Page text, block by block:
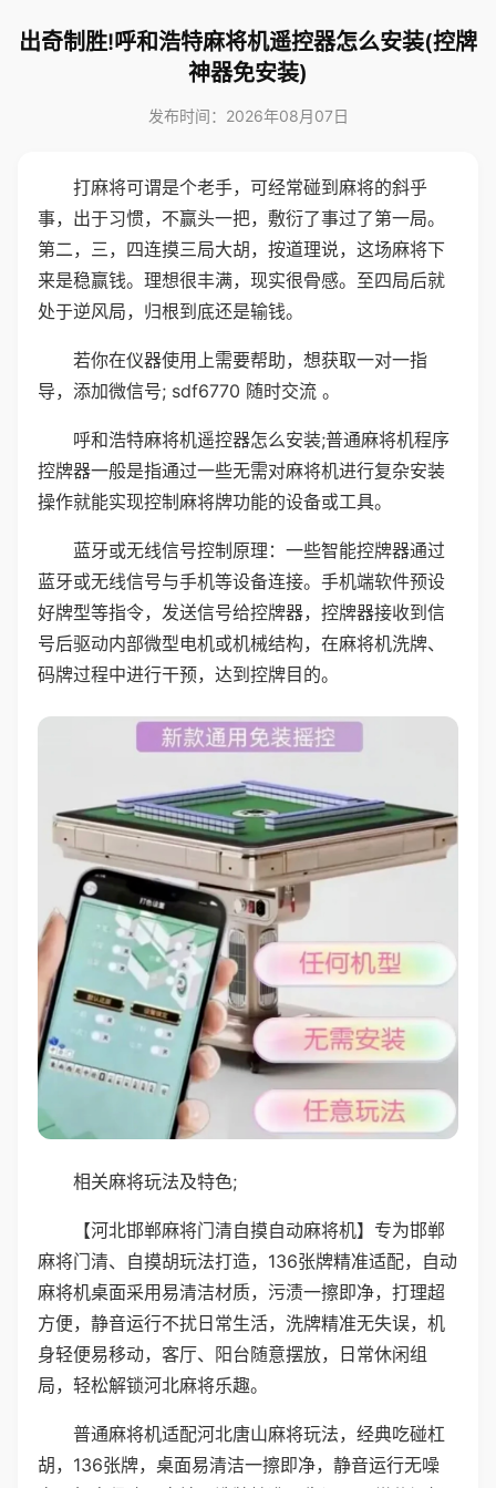
出奇制胜!呼和浩特麻将机遥控器怎么安装(控牌
神器免安装)
发布时间：2026年08月07日
打麻将可谓是个老手，可经常碰到麻将的斜乎
事，出于习惯，不赢头一把，敷衍了事过了第一局。
第二，三，四连摸三局大胡，按道理说，这场麻将下
来是稳赢钱。理想很丰满，现实很骨感。至四局后就
处于逆风局，归根到底还是输钱。
若你在仪器使用上需要帮助，想获取一对一指
导，添加微信号; sdf6770 随时交流 。
呼和浩特麻将机遥控器怎么安装;普通麻将机程序
控牌器一般是指通过一些无需对麻将机进行复杂安装
操作就能实现控制麻将牌功能的设备或工具。
蓝牙或无线信号控制原理：一些智能控牌器通过
蓝牙或无线信号与手机等设备连接。手机端软件预设
好牌型等指令，发送信号给控牌器，控牌器接收到信
号后驱动内部微型电机或机械结构，在麻将机洗牌、
码牌过程中进行干预，达到控牌目的。
相关麻将玩法及特色;
【河北邯郸麻将门清自摸自动麻将机】专为邯郸
麻将门清、自摸胡玩法打造，136张牌精准适配，自动
麻将机桌面采用易清洁材质，污渍一擦即净，打理超
方便，静音运行不扰日常生活，洗牌精准无失误，机
身轻便易移动，客厅、阳台随意摆放，日常休闲组
局，轻松解锁河北麻将乐趣。
普通麻将机适配河北唐山麻将玩法，经典吃碰杠
胡，136张牌，桌面易清洁一擦即净，静音运行无噪